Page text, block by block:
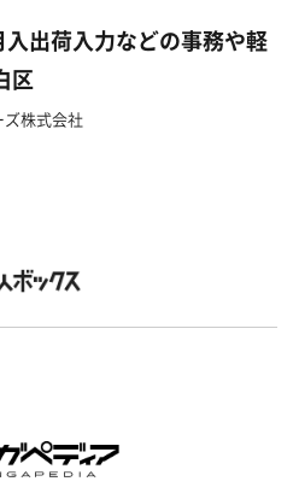
出荷入力などの事務や軽
区
ズ株式会社